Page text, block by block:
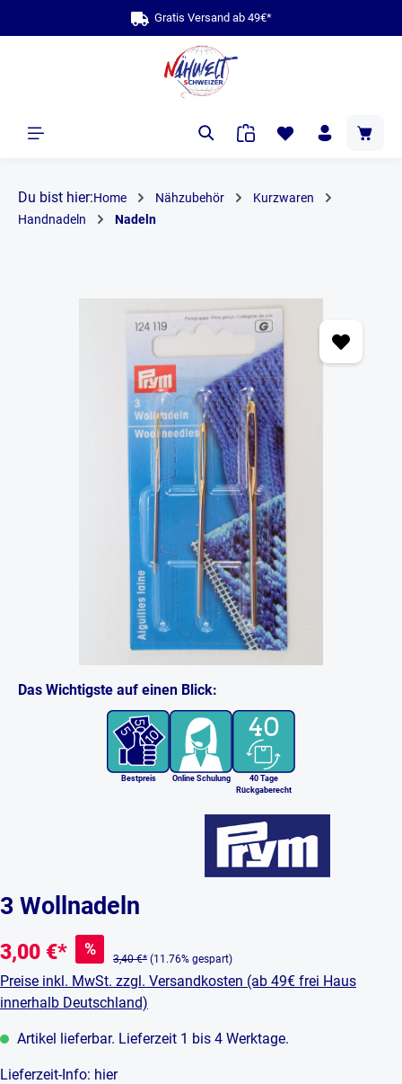
Gratis Versand ab 49€*
Du bist hier:Home Nähzubehör
Kurzwaren
Handnadeln
Nadeln
Das Wichtigste auf einen Blick:
Bestpreis Online Schulung
40 Tage
Rückgaberecht
3 Wollnadeln
3,00 €* %
3,40 €* (11.76% gespart)
Preise inkl. MwSt. zzgl. Versandkosten (ab 49€ frei Haus
innerhalb Deutschland)
Artikel lieferbar. Lieferzeit 1 bis 4 Werktage.
Lieferzeit-Info: hier